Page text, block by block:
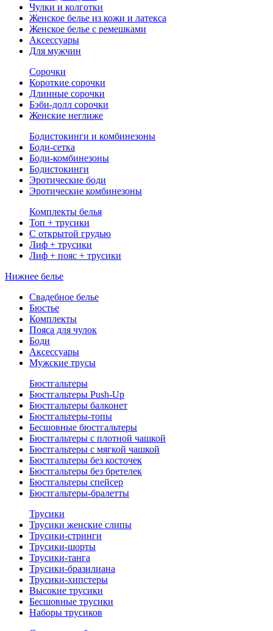
Чулки и колготки
Женское белье из кожи и латекса
Женское белье с ремешками
Аксессуары
Для мужчин
Сорочки
Короткие сорочки
Длинные сорочки
Бэби-долл сорочки
Женские неглиже
Бодистокинги и комбинезоны
Боди-сетка
Боди-комбинезоны
Бодистокинги
Эротические боди
Эротические комбинезоны
Комплекты белья
Топ + трусики
С открытой грудью
Лиф + трусики
Лиф + пояс + трусики
Нижнее белье
Свадебное белье
Бюстье
Комплекты
Пояса для чулок
Боди
Аксессуары
Мужские трусы
Бюстгальтеры
Бюстгальтеры Push-Up
Бюстгальтеры балконет
Бюстгальтеры-топы
Бесшовные бюстгальтеры
Бюстгальтеры с плотной чашкой
Бюстгальтеры с мягкой чашкой
Бюстгальтеры без косточек
Бюстгальтеры без бретелек
Бюстгальтеры спейсер
Бюстгальтеры-бралетты
Трусики
Трусики женские слипы
Трусики-стринги
Трусики-шорты
Трусики-танга
Трусики-бразилиана
Трусики-хипстеры
Высокие трусики
Бесшовные трусики
Наборы трусиков